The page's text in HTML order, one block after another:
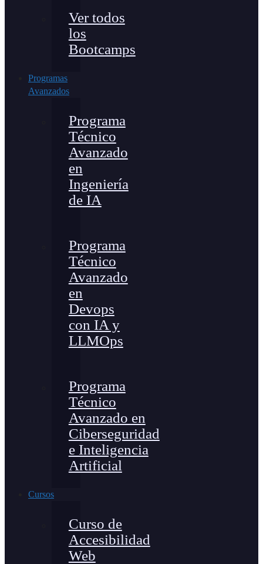
Ver todos
los
Bootcamps
Programas
Avanzados
Programa
Técnico
Avanzado
en
Ingeniería
de IA
Programa
Técnico
Avanzado
en
Devops
con IA y
LLMOps
Programa
Técnico
Avanzado en
Ciberseguridad
e Inteligencia
Artificial
Cursos
Curso de
Accesibilidad
Web